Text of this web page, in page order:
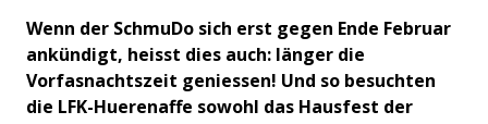
Wenn der SchmuDo sich erst gegen Ende Februar
ankündigt, heisst dies auch: länger die
Vorfasnachtszeit geniessen! Und so besuchten
die LFK-Huerenaffe sowohl das Hausfest der